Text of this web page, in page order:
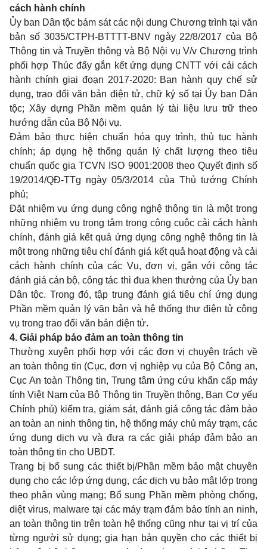
cách hành chính
Ủy ban Dân tộc bám sát các nội dung Chương trình tại văn
bản số 3035/CTPH-BTTTT-BNV ngày 22/8/2017 của Bộ
Thông tin và Truyền thông và Bộ Nội vụ V/v Chương trình
phối hợp Thúc đẩy gắn kết ứng dụng CNTT với cải cách
hành chính giai đoạn 2017-2020: Ban hành quy chế sử
dụng, trao đổi văn bản điện tử, chữ ký sốtại Ủy ban Dân
tộc; Xây dựng Phần mềm quản lý tài liệu lưu trữ theo
hướng dẫn của Bộ Nội vụ.
Đảm bảo thực hiện chuẩn hóa quy trình, thủ tục hành
chính; áp dụng hệ thống quản lý chất lượng theo tiêu
chuẩn quốc gia TCVN ISO 9001:2008 theo Quyết định số
19/2014/QĐ-TTg ngày 05/3/2014 của Thủ tướng Chính
phủ;
Đặt nhiệm vụ ứng dụng công nghệ thông tin là một trong
những nhiệm vụ trọng tâm trong công cuộc cải cách hành
chính, đánh giá kết quả ứng dụng công nghệ thông tin là
một trong những tiêu chí đánh giá kết quả hoạt động và cải
cách hành chính của các Vụ, đơn vị, gắn với công tác
đánh giá cán bộ, công tác thi đua khen thưởng của Ủy ban
Dân tộc. Trong đó, tập trung đánh giá tiêu chí ứng dụng
Phần mềm quản lý văn bản và hệ thống thư điện tử công
vụ trong trao đổi văn bản điện tử.
4. Giải pháp bảo đảm an toàn thông tin
Thường xuyên phối hợp với các đơn vị chuyên trách về
an toàn thông tin (Cục, đơn vị nghiệp vụ của Bộ Công an,
Cục An toàn Thông tin, Trung tâm ứng cứu khẩn cấp máy
tính Việt Nam của Bộ Thông tin Truyền thông, Ban Cơ yếu
Chính phủ) kiểm tra, giám sát, đánh giá công tác đảm bảo
an toàn an ninh thông tin, hệ thống máy chủ máy trạm, các
ứng dụng dịch vụ và đưa ra các giải pháp đảm bảo an
toàn thông tin cho UBDT.
Trang bị bổ sung các thiết bị/Phần mềm bảo mật chuyên
dụng cho các lớp ứng dụng, các dịch vụ bảo mật lớp trong
theo phân vùng mạng; Bổ sung Phần mềm phòng chống,
diệt virus, malware tại các máy trạm đảm bảo tính an ninh,
an toàn thông tin trên toàn hệ thống cũng như tại vị trí của
từng người sử dụng; gia hạn bản quyền cho các thiết bị